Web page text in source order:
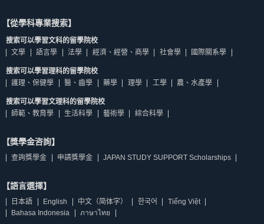
【從學科專業搜索】
搜索可以學習文科的留學院校
文學
語言學 法學 經濟、經營、商學 社會學 國際關系學
搜索可以學習理科的留學院校
護理、保健學
醫、齒學 藥學 理學 工學 農、水產學
搜索可以學習文理科的留學院校
師範、教育學
生活科學 藝術學 綜合科學
【獎學金咨詢】
查詢獎學金 申請獎學金 JAPAN STUDY SUPPORT Scholarships
【語言選擇】
日本語 English 中文（简体字） 한국어
Tiếng Việt
Bahasa Indonesia
ภาษาไทย